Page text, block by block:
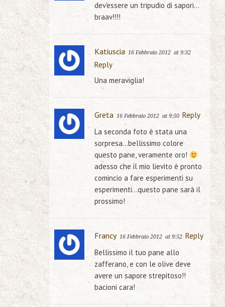
dev'essere un tripudio di sapori…
braav!!!!
Katiuscia 16 Febbraio 2012 at 9:32
Reply
Una meraviglia!
Greta 16 Febbraio 2012 at 9:50 Reply
La seconda foto è stata una
sorpresa…bellissimo colore
questo pane, veramente oro!
adesso che il mio lievito è pronto
comincio a fare esperimenti su
esperimenti…questo pane sarà il
prossimo!
Francy 16 Febbraio 2012 at 9:52 Reply
Bellissimo il tuo pane allo
zafferano, e con le olive deve
avere un sapore strepitoso!!
bacioni cara!